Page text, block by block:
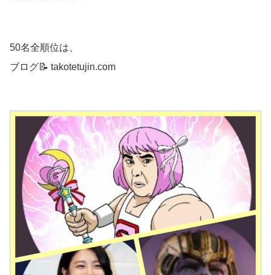
50名全順位は、
ブログ📝 takotetujin.com